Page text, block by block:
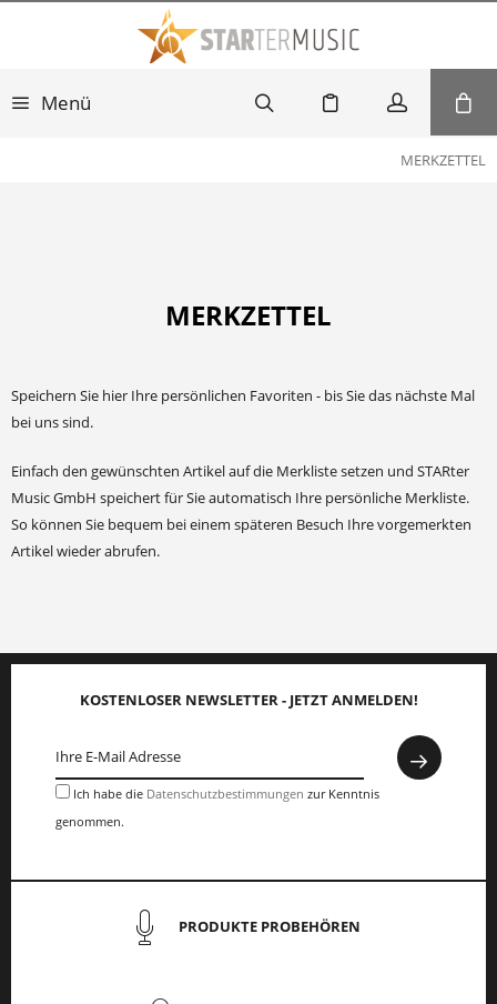
Menü
MERKZETTEL
MERKZETTEL
Speichern Sie hier Ihre persönlichen Favoriten - bis Sie das nächste Mal
bei uns sind.
Einfach den gewünschten Artikel auf die Merkliste setzen und STARter
Music GmbH speichert für Sie automatisch Ihre persönliche Merkliste.
So können Sie bequem bei einem späteren Besuch Ihre vorgemerkten
Artikel wieder abrufen.
KOSTENLOSER NEWSLETTER - JETZT ANMELDEN!
Ich habe die Datenschutzbestimmungen zur Kenntnis
genommen.
PRODUKTE PROBEHÖREN